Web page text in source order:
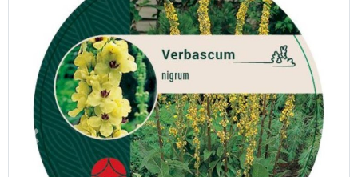
Previous